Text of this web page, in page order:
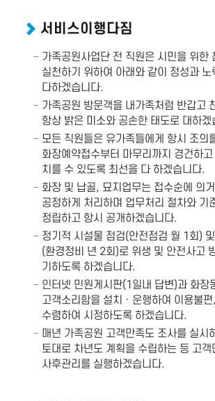
서비스이행다짐
가족공원사업단 전 직원은 시민을 위한
실천하기 위하여 아래와 같이 정성과
다하겠습니다.
가족공원 방문객을 내가족처럼 반갑고
항상 밝은 미소와 공손한 태도로 대하겠
모든 직원들은 유가족들에게 항시 조의
화장예약접수부터 마무리까지 경건하
치를 수 있도록 최선을 다 하겠습니다.
화장 및 납골, 묘지업무는 접수순에 의
공정하게 처리하며 업무처리 절차와 기
정립하고 항시 공개하겠습니다.
정기적 시설물 점검(안전점검 월 1회)
(환경정비 년 2회)로 위생 및 안전사고
기하도록 하겠습니다.
인터넷 민원게시판(1일내 답변)과 화장
고객소리함을 설치 · 운행하여 이용불
수렴하여 시정하도록 하겠습니다.
매년 가족공원 고객만족도 조사를 실시
토대로 차년도 계획을 수립하는 등 고
사후관리를 실행하겠습니다.